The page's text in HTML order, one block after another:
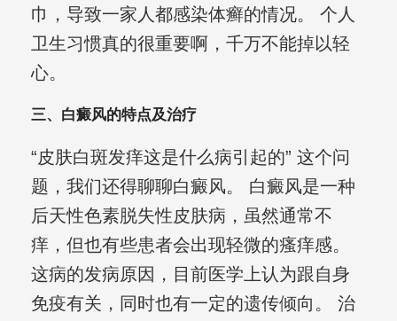
巾，导致一家人都感染体癣的情况。 个人
卫生习惯真的很重要啊，千万不能掉以轻
心。
三、白癜风的特点及治疗
“皮肤白斑发痒这是什么病引起的” 这个问
题，我们还得聊聊白癜风。 白癜风是一种
后天性色素脱失性皮肤病，虽然通常不
痒，但也有些患者会出现轻微的瘙痒感。
这病的发病原因，目前医学上认为跟自身
免疫有关，同时也有一定的遗传倾向。 治